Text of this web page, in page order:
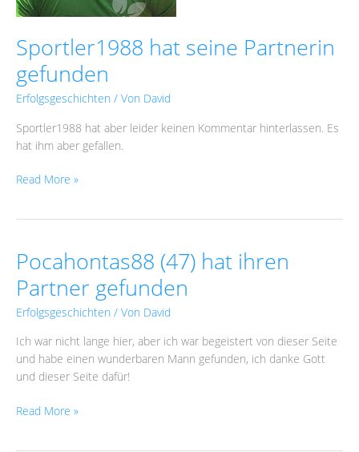
Sportler1988 hat seine Partnerin
gefunden
Erfolgsgeschichten / Von David
Sportler1988 hat aber leider keinen Kommentar hinterlassen. Es
hat ihm aber gefallen.
Read More »
Pocahontas88 (47) hat ihren
Partner gefunden
Erfolgsgeschichten / Von David
Ich war nicht lange hier, aber ich war begeistert von dieser Seite
und habe einen wunderbaren Mann gefunden, ich danke Gott
und dieser Seite dafür!
Pocahontas88
(47)
hat
ihren
gefunden
Read More »